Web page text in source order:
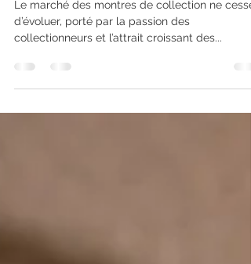
?
Le marché des montres de collection ne cesse
collectionneurs et l’attrait croissant des...